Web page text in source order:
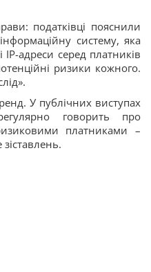
податківці пояснили
систему, яка
адреси серед платників
ризики кожного.
У публічних виступах
говорить про
платниками –